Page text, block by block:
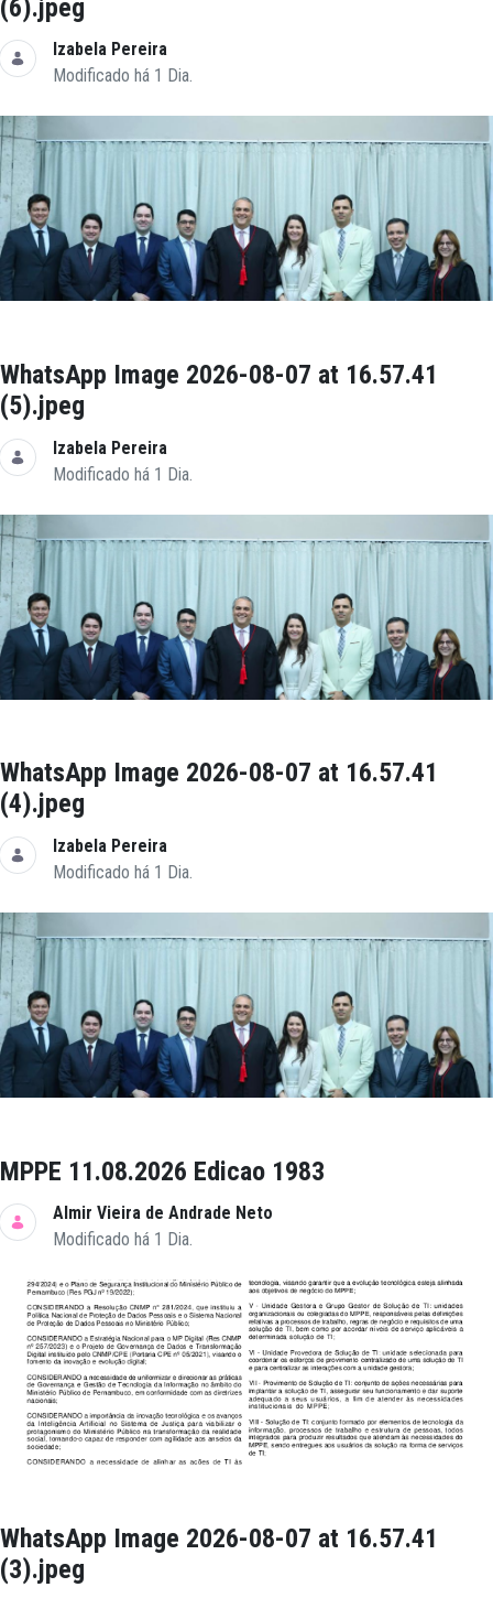
(6).jpeg
Izabela Pereira
Modificado há 1 Dia.
WhatsApp Image 2026-08-07 at 16.57.41
(5).jpeg
Izabela Pereira
Modificado há 1 Dia.
WhatsApp Image 2026-08-07 at 16.57.41
(4).jpeg
Izabela Pereira
Modificado há 1 Dia.
MPPE 11.08.2026 Edicao 1983
Almir Vieira de Andrade Neto
Modificado há 1 Dia.
WhatsApp Image 2026-08-07 at 16.57.41
(3).jpeg